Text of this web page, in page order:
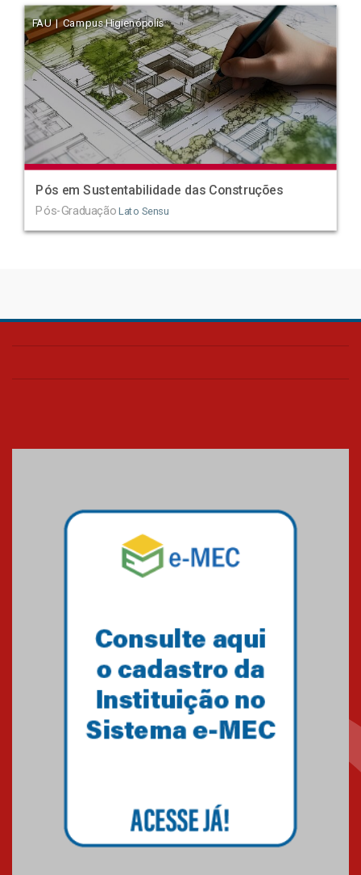
FAU | Campus Higienópolis
Pós em Sustentabilidade das Construções
Pós-Graduação Lato Sensu